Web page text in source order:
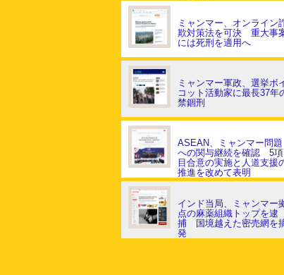
ミャンマー、オンライン
欺対策法を可決 重大事
には死刑を適用へ
ミャンマー軍政、選挙ボ
コット活動家に最長37年
禁錮刑
ASEAN、ミャンマー問題
への関与継続を確認 5項
目合意の実施と人道支援
推進を改めて表明
インド当局、ミャンマー
点の麻薬組織トップを逮
捕 国境越えた密売網を
発